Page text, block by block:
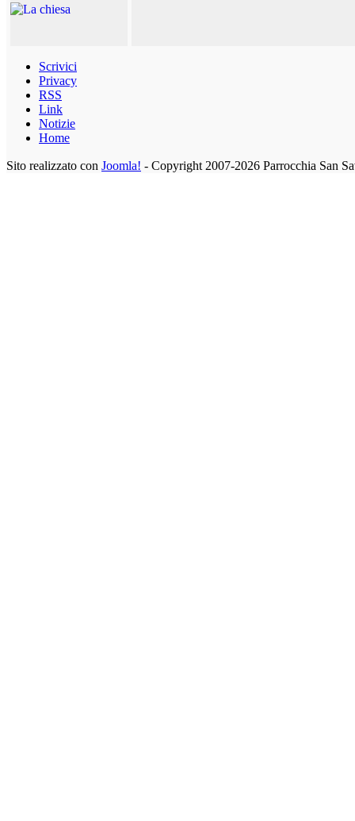
Scrivici
Privacy
RSS
Link
Notizie
Home
Sito realizzato con Joomla! - Copyright 2007-2026 Parrocchia San